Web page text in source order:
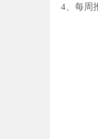
4、每周